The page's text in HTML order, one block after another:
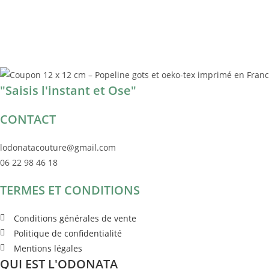
"Saisis l'instant et Ose"
CONTACT
lodonatacouture@gmail.com
06 22 98 46 18
TERMES ET CONDITIONS
Conditions générales de vente
Politique de confidentialité
Mentions légales
QUI EST L'ODONATA